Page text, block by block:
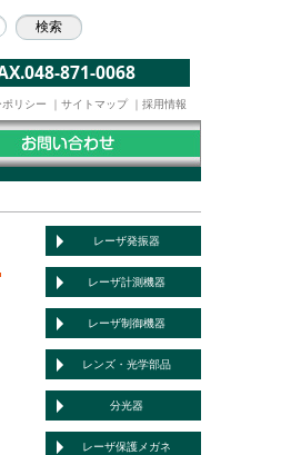
871-0068
リシー ｜ サイトマップ ｜ 採用情報
レーザ発振器
レーザ計測機器
レーザ制御機器
レンズ・光学部品
分光器
レーザ保護メガネ